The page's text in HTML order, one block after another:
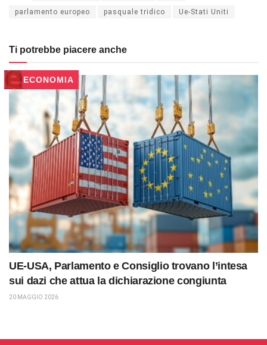
parlamento europeo pasquale tridico Ue-Stati Uniti
Ti potrebbe piacere anche
ECONOMIA
UE-USA, Parlamento e Consiglio trovano l’intesa
sui dazi che attua la dichiarazione congiunta
20 MAGGIO 2026